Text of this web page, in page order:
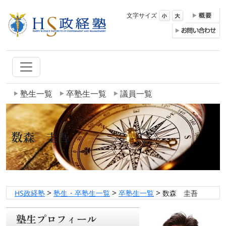
文字サイズ
塾生一覧 卒塾生一覧 議員一覧
数森 圭吾
HS政経塾 > 塾生・卒塾生一覧 > 卒塾生一覧 > 数森 圭吾
塾生プロフィール